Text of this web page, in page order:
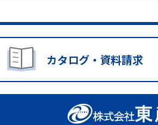
カタログ・資料請求